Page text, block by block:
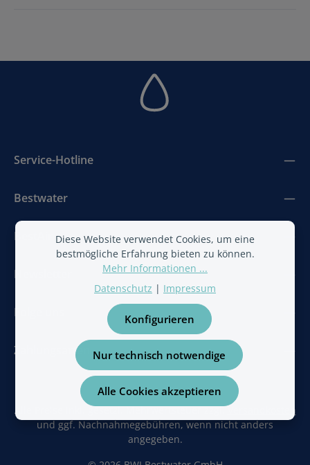
Service-Hotline
Bestwater
BestAir
Newsletter
Folge uns
Zahlungsarten
Alle Preise inkl. gesetzl. Mehrwertsteuer zzgl.Versandkosten
und ggf. Nachnahmegebühren, wenn nicht anders
angegeben.
Diese Website verwendet Cookies, um eine
bestmögliche Erfahrung bieten zu können.
Mehr Informationen ...
Datenschutz | Impressum
Nur technisch notwendige
Konfigurieren
Alle Cookies akzeptieren